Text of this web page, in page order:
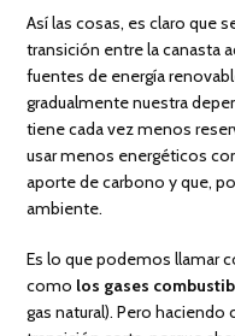
Así las cosas, es claro que
transición entre la canasta
fuentes de energía
gradualmente nuestra
tiene cada vez menos
usar menos energéticos
aporte de carbono y que,
ambiente.
Es lo que podemos llamar
como los gases
gas natural). Pero